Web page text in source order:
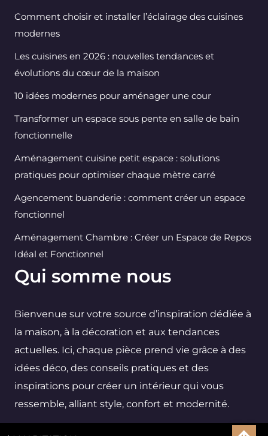
Comment choisir et installer l’éclairage des cuisines
modernes
Les cuisines en 2026 : nouvelles tendances et
évolutions du cœur de la maison
10 idées modernes pour aménager une cour
Transformer un espace sous pente en salle de bain
fonctionnelle
Aménagement cuisine petit espace : solutions
pratiques pour optimiser chaque mètre carré
Agencement buanderie : comment créer un espace
fonctionnel
Aménagement Chambre : Créer un Espace de Repos
Idéal et Fonctionnel
Qui somme nous
Bienvenue sur votre source d’inspiration dédiée à
la maison, à la décoration et aux tendances
actuelles. Ici, chaque pièce prend vie grâce à des
idées déco, des conseils pratiques et des
inspirations pour créer un intérieur qui vous
ressemble, alliant style, confort et modernité.